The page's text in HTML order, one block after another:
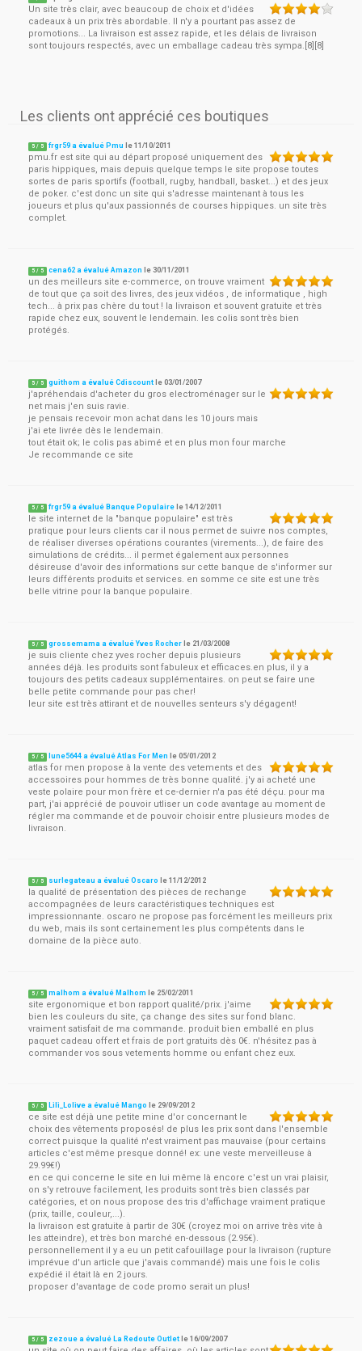
Un site très clair, avec beaucoup de choix et d'idées
cadeaux à un prix très abordable. Il n'y a pourtant pas assez de
promotions... La livraison est assez rapide, et les délais de livraison
sont toujours respectés, avec un emballage cadeau très sympa.[8][8]
Les clients ont apprécié ces boutiques
5 / 5 frgr59 a évalué Pmu le11/10/2011
pmu.fr est site qui au départ proposé uniquement des
paris hippiques, mais depuis quelque temps le site propose toutes
sortes de paris sportifs (football, rugby, handball, basket...) et des jeux
de poker. c'est donc un site qui s'adresse maintenant à tous les
joueurs et plus qu'aux passionnés de courses hippiques. un site très
complet.
5 / 5 cena62 a évalué Amazon le30/11/2011
un des meilleurs site e-commerce, on trouve vraiment
de tout que ça soit des livres, des jeux vidéos , de informatique , high
tech... à prix pas chère du tout ! la livraison et souvent gratuite et très
rapide chez eux, souvent le lendemain. les colis sont très bien
protégés.
5 / 5 guithom a évalué Cdiscount le03/01/2007
j'apréhendais d'acheter du gros electroménager sur le
net mais j'en suis ravie.
je pensais recevoir mon achat dans les 10 jours mais
j'ai ete livrée dès le lendemain.
tout était ok; le colis pas abimé et en plus mon four marche
Je recommande ce site
5 / 5 frgr59 a évalué Banque Populaire le14/12/2011
le site internet de la "banque populaire" est très
pratique pour leurs clients car il nous permet de suivre nos comptes,
de réaliser diverses opérations courantes (virements...), de faire des
simulations de crédits... il permet également aux personnes
désireuse d'avoir des informations sur cette banque de s'informer sur
leurs différents produits et services. en somme ce site est une très
belle vitrine pour la banque populaire.
5 / 5 grossemama a évalué Yves Rocher le 21/03/2008
je suis cliente chez yves rocher depuis plusieurs
années déjà. les produits sont fabuleux et efficaces.en plus, il y a
toujours des petits cadeaux supplémentaires. on peut se faire une
belle petite commande pour pas cher!
leur site est très attirant et de nouvelles senteurs s'y dégagent!
5 / 5 lune5644 a évalué Atlas For Men le05/01/2012
atlas for men propose à la vente des vetements et des
accessoires pour hommes de très bonne qualité. j'y ai acheté une
veste polaire pour mon frère et ce-dernier n'a pas été déçu. pour ma
part, j'ai apprécié de pouvoir utliser un code avantage au moment de
régler ma commande et de pouvoir choisir entre plusieurs modes de
livraison.
5 / 5 surlegateau a évalué Oscaro le11/12/2012
la qualité de présentation des pièces de rechange
accompagnées de leurs caractéristiques techniques est
impressionnante. oscaro ne propose pas forcément les meilleurs prix
du web, mais ils sont certainement les plus compétents dans le
domaine de la pièce auto.
5 / 5 malhom a évalué Malhom le 25/02/2011
site ergonomique et bon rapport qualité/prix. j'aime
bien les couleurs du site, ça change des sites sur fond blanc.
vraiment satisfait de ma commande. produit bien emballé en plus
paquet cadeau offert et frais de port gratuits dès 0€. n'hésitez pas à
commander vos sous vetements homme ou enfant chez eux.
5 / 5 Lili_Lolive a évalué Mango le 29/09/2012
ce site est déjà une petite mine d'or concernant le
choix des vêtements proposés! de plus les prix sont dans l'ensemble
correct puisque la qualité n'est vraiment pas mauvaise (pour certains
articles c'est même presque donné! ex: une veste merveilleuse à
29.99€!)
en ce qui concerne le site en lui même là encore c'est un vrai plaisir,
on s'y retrouve facilement, les produits sont très bien classés par
catégories, et on nous propose des tris d'affichage vraiment pratique
(prix, taille, couleur,...).
la livraison est gratuite à partir de 30€ (croyez moi on arrive très vite à
les atteindre), et très bon marché en-dessous (2.95€).
personnellement il y a eu un petit cafouillage pour la livraison (rupture
imprévue d'un article que j'avais commandé) mais une fois le colis
expédié il était là en 2 jours.
proposer d'avantage de code promo serait un plus!
5 / 5 zezoue a évalué La Redoute Outlet le16/09/2007